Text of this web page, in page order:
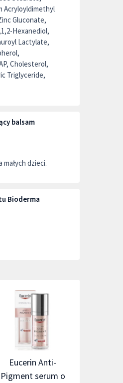
Acryloyldimethyl
Gluconate,
Hexanediol,
Lactylate,
Cholesterol,
Triglyceride,
balsam
dzieci.
Bioderma
Eucerin Anti-
Pigment serum o